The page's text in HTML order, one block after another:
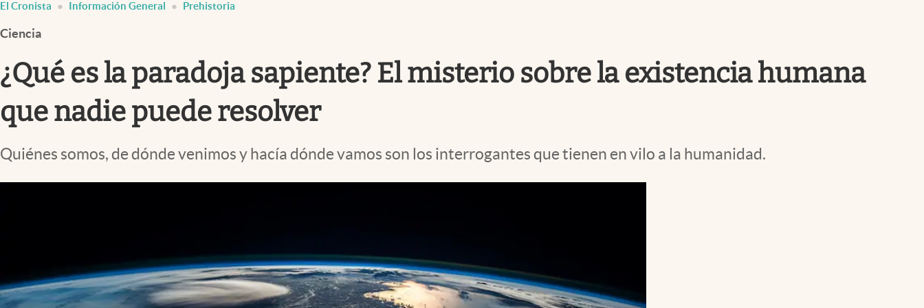
Infotechnology
Clase
Clima
Mundial 2026
Eventos Corporativos
Mediakit
El Cronista Información General Prehistoria
Ciencia
¿Qué es la paradoja sapiente? El misterio sobre la existencia humana
que nadie puede resolver
Quiénes somos, de dónde venimos y hacía dónde vamos son los interrogantes que tienen en vilo a la humanidad.